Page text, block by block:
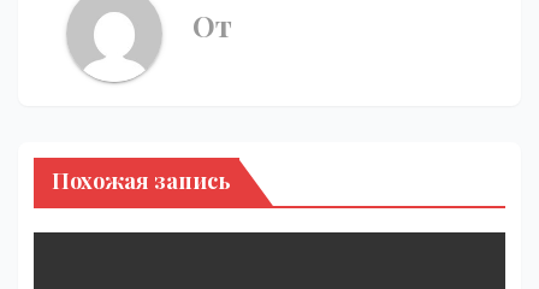
От
Похожая запись